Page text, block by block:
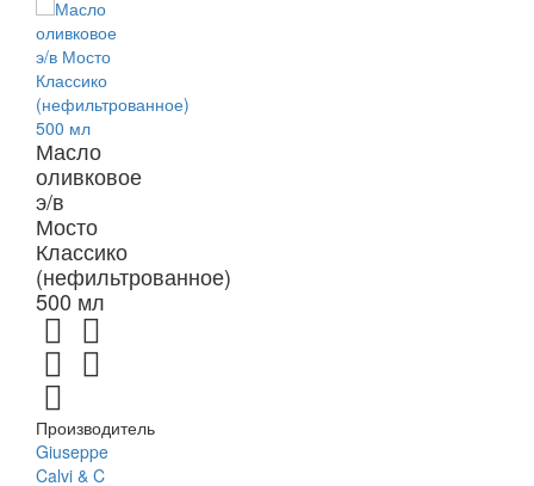
Масло
оливковое
э/в
Мосто
Классико
(нефильтрованное)
500 мл
Производитель
Giuseppe
Calvi & C